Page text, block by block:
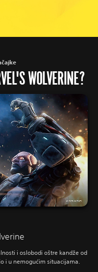
WOLVERINE?
i oslobodi oštre kandže od
i u nemogućim situacijama.